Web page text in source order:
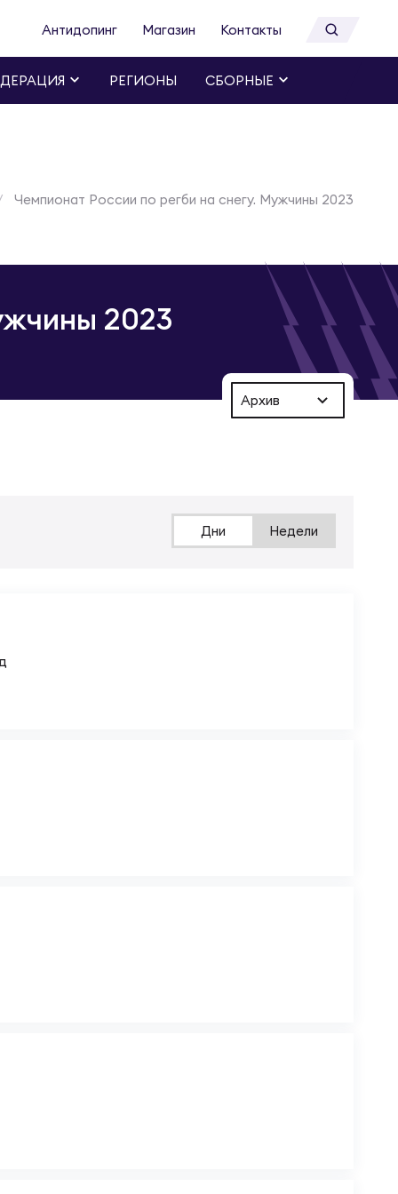
Антидопинг Магазин Контакты
РЕГИОНЫ СБОРНЫЕ
Чемпионат России по регби на снегу. Мужчины 2023
2023
Архив
Дни Недели